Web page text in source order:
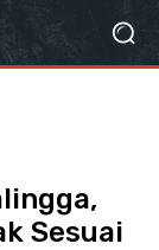
Sesuai